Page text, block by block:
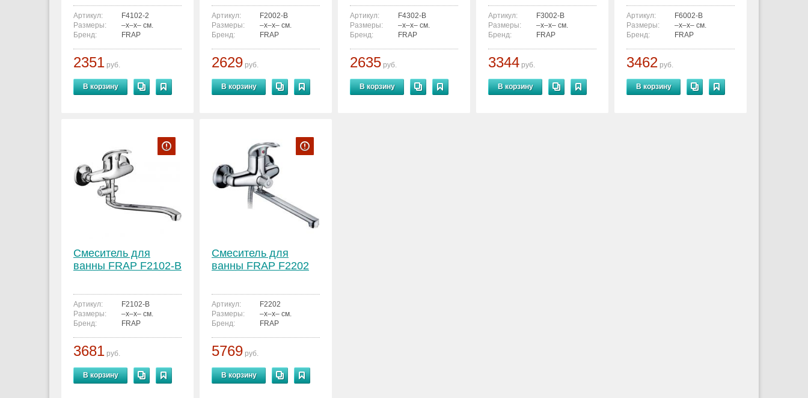
Артикул:
F4102-2
Размеры:
–x–x– см.
Бренд:
FRAP
2351 руб.
В корзину
Артикул:
F2002-B
Размеры:
–x–x– см.
Бренд:
FRAP
2629 руб.
В корзину
Артикул:
F4302-B
Размеры:
–x–x– см.
Бренд:
FRAP
2635 руб.
В корзину
Артикул:
F3002-B
Размеры:
–x–x– см.
Бренд:
FRAP
3344 руб.
В корзину
Артикул:
F6002-B
Размеры:
–x–x– см.
Бренд:
FRAP
3462 руб.
В корзину
Смеситель для
ванны FRAP F2102-B
Артикул:
F2102-B
Размеры:
–x–x– см.
Бренд:
FRAP
3681 руб.
В корзину
Смеситель для
ванны FRAP F2202
Артикул:
F2202
Размеры:
–x–x– см.
Бренд:
FRAP
5769 руб.
В корзину